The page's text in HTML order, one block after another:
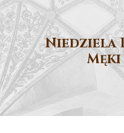
Niedziela
Męki